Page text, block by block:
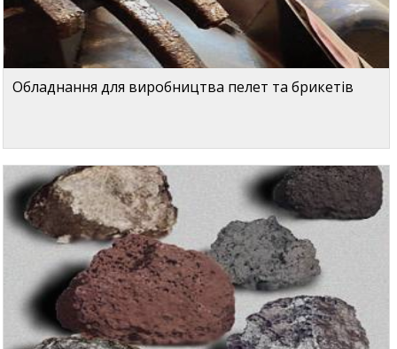
Обладнання для виробництва пелет та брикетів